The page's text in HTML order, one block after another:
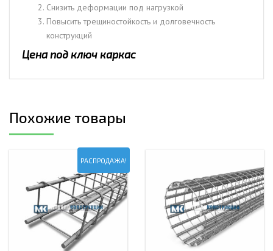
Снизить деформации под нагрузкой
Повысить трещиностойкость и долговечность
конструкций
Цена под ключ каркас
Похожие товары
РАСПРОДАЖА!